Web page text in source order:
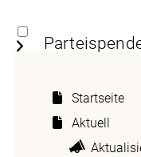
Startseite
Aktuell
Der
Personen